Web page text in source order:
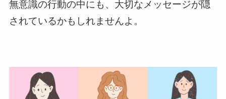
無意識の行動の中にも、大切なメッセージが隠
されているかもしれませんよ。